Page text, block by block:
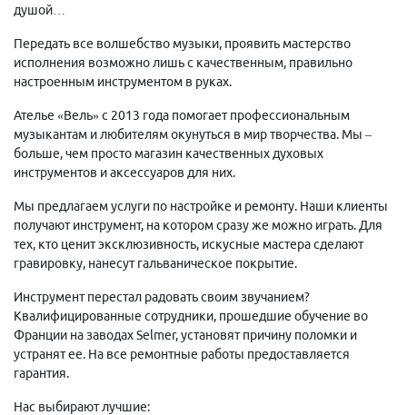
душой…
Передать все волшебство музыки, проявить мастерство
исполнения возможно лишь с качественным, правильно
настроенным инструментом в руках.
Ателье «Вель» с 2013 года помогает профессиональным
музыкантам и любителям окунуться в мир творчества. Мы –
больше, чем просто магазин качественных духовых
инструментов и аксессуаров для них.
Мы предлагаем услуги по настройке и ремонту. Наши клиенты
получают инструмент, на котором сразу же можно играть. Для
тех, кто ценит эксклюзивность, искусные мастера сделают
гравировку, нанесут гальваническое покрытие.
Инструмент перестал радовать своим звучанием?
Квалифицированные сотрудники, прошедшие обучение во
Франции на заводах Selmer, установят причину поломки и
устранят ее. На все ремонтные работы предоставляется
гарантия.
Нас выбирают лучшие: